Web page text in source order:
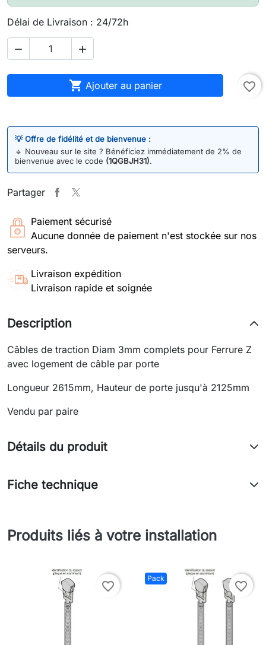
Délai de Livraison : 24/72h
 
 Ajouter au panier favorite_border
💡 Offre de fidélité et de bienvenue :
🔹 Nouveau sur le site ? Bénéficiez immédiatement de 2% de
bienvenue avec le code (1QGBJH31).
Partager
Paiement sécurisé
Aucune donnée de paiement n'est stockée sur nos
serveurs.
Livraison expédition
Livraison rapide et soignée
Description
Câbles de traction Diam 3mm complets pour Ferrure Z
avec logement de câble par porte
Longueur 2615mm, Hauteur de porte jusqu'à 2125mm
Vendu par paire
Détails du produit
Fiche technique
Produits liés à votre installation
favorite_border
Pack
favorite_border